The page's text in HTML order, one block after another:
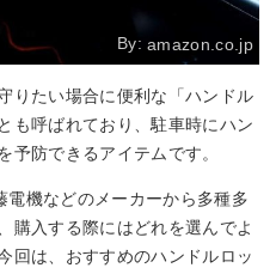
By:amazon.co.jp
りたい場合に便利な「ハンドル
も呼ばれており、駐車時にハン
予防できるアイテムです。
電機などのメーカーから多種多
購入する際にはどれを選んでよ
回は、おすすめのハンドルロッ